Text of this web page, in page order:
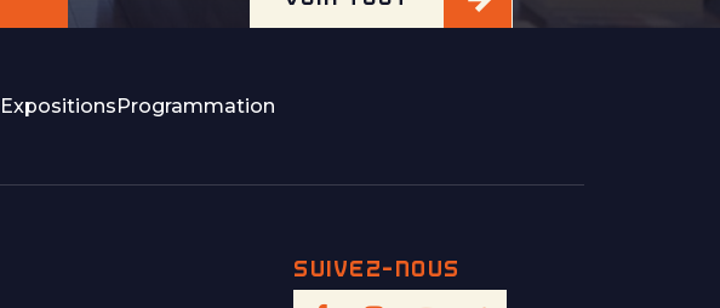
ExpositionsProgrammation